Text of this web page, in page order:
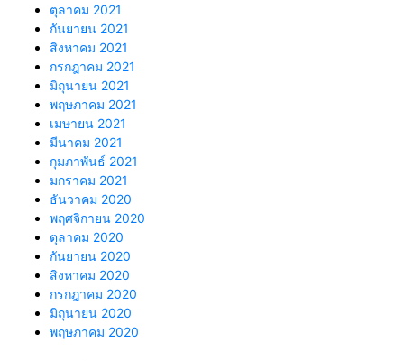
ตุลาคม 2021
กันยายน 2021
สิงหาคม 2021
กรกฎาคม 2021
มิถุนายน 2021
พฤษภาคม 2021
เมษายน 2021
มีนาคม 2021
กุมภาพันธ์ 2021
มกราคม 2021
ธันวาคม 2020
พฤศจิกายน 2020
ตุลาคม 2020
กันยายน 2020
สิงหาคม 2020
กรกฎาคม 2020
มิถุนายน 2020
พฤษภาคม 2020